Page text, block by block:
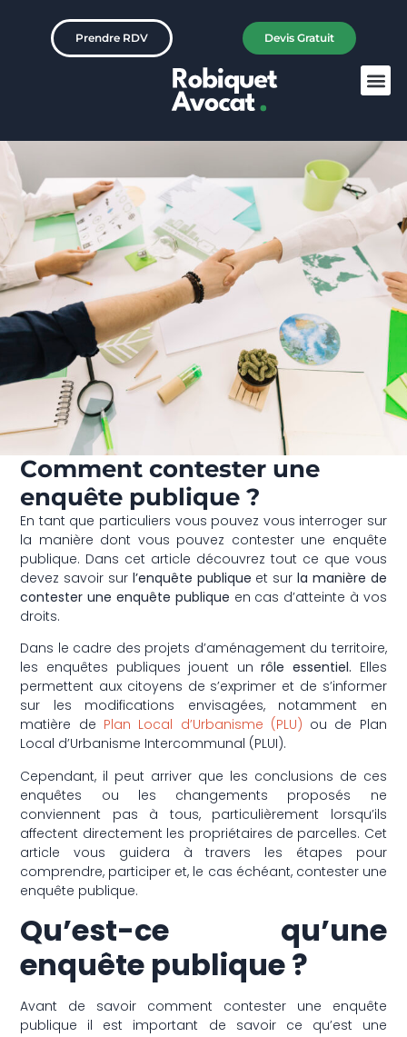
Prendre RDV Devis Gratuit
Comment contester une
enquête publique ?
En tant que particuliers vous pouvez vous interroger sur
la manière dont vous pouvez contester une enquête
publique. Dans cet article découvrez tout ce que vous
devez savoir sur l’enquête publique et surla manière de
contester une enquête publique en cas d’atteinte à vos
droits.
Dans le cadre des projets d’aménagement du territoire,
les enquêtes publiques jouent unrôle essentiel. Elles
permettent aux citoyens de s’exprimer et de s’informer
sur les modifications envisagées, notamment en
matière de Plan Local d’Urbanisme (PLU) ou de Plan
Local d’Urbanisme Intercommunal (PLUI).
Cependant, il peut arriver que les conclusions de ces
enquêtes ou les changements proposés ne
conviennent pas à tous, particulièrement lorsqu’ils
affectent directement les propriétaires de parcelles. Cet
article vous guidera à travers les étapes pour
comprendre, participer et, le cas échéant, contester une
enquête publique.
Qu’est-ce qu’une
enquête publique ?
Avant de savoir comment contester une enquête
publique il est important de savoir ce qu’est une